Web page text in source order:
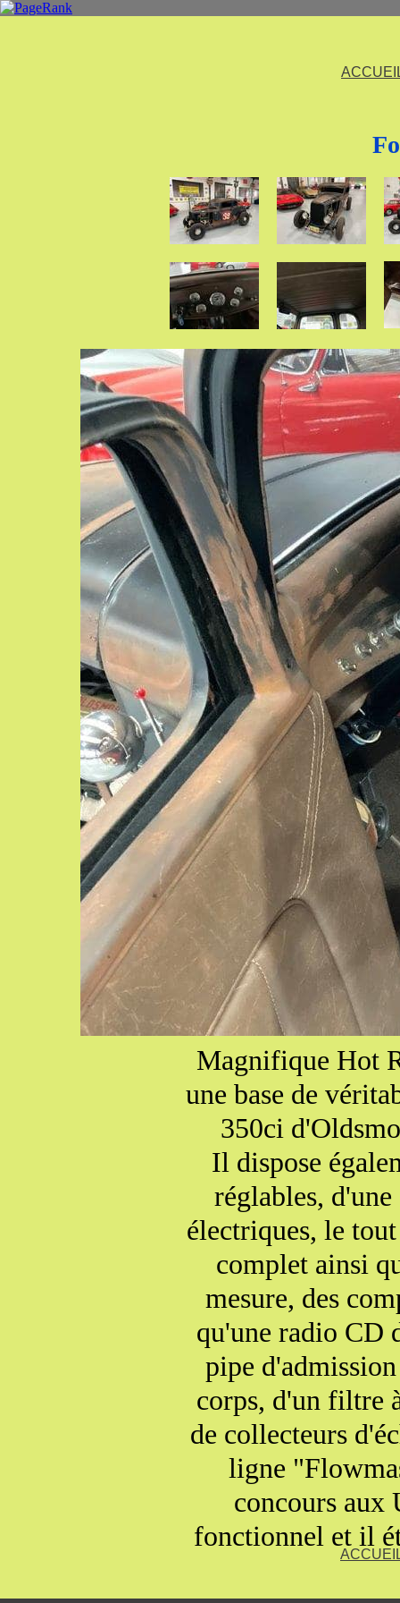
Magnifique Hot
une base de
350ci
Il dispose
réglables,
électriques, le
complet ainsi
mesure, des
qu'une radio CD
pipe
corps, d'un filtre
de collecteurs
ligne
concours aux
fonctionnel et il